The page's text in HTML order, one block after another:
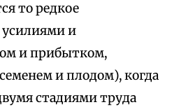
то редкое
усилиями и
и прибытком,
и плодом), когда
стадиями труда